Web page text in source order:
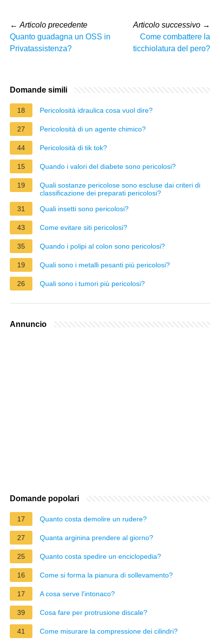
← Articolo precedente
Quanto guadagna un OSS in
Privatassistenza?
Articolo successivo →
Come combattere la
ticchiolatura del pero?
Domande simili
18 Pericolosità idraulica cosa vuol dire?
27 Pericolosità di un agente chimico?
44 Pericolosità di tik tok?
15 Quando i valori del diabete sono pericolosi?
19
Quali sostanze pericolose sono escluse dai criteri di
classificazione dei preparati pericolosi?
31
Quali insetti sono pericolosi?
43 Come evitare siti pericolosi?
35 Quando i polipi al colon sono pericolosi?
19 Quali sono i metalli pesanti più pericolosi?
26 Quali sono i tumori più pericolosi?
Annuncio
Domande popolari
17 Quanto costa demolire un rudere?
27 Quanta arginina prendere al giorno?
25 Quanto costa spedire un enciclopedia?
16 Come si forma la pianura di sollevamento?
17 A cosa serve l'intonaco?
39 Cosa fare per protrusione discale?
41 Come misurare la compressione dei cilindri?